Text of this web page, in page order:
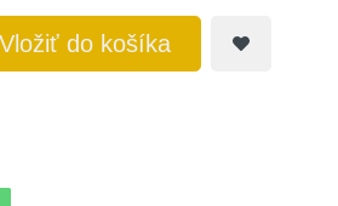
Vložiť do košíka